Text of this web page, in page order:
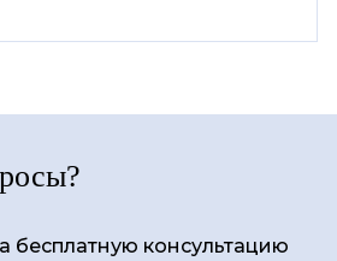
бесплатную консультацию